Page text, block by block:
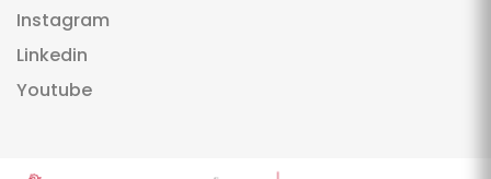
Instagram
Linkedin
Youtube